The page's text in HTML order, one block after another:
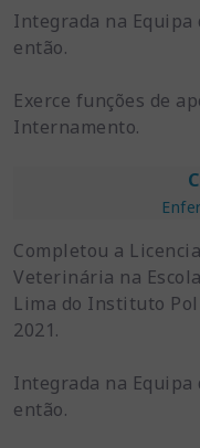
Integrada na Equipa
então.
Exerce funções de
Internamento.
Completou a
Veterinária na
Lima do Instituto
2021.
Integrada na Equipa
então.